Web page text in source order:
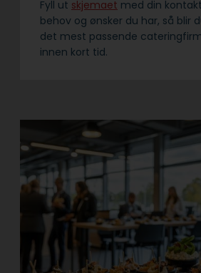
Fyll ut skjemaet med din
behov og ønsker du har, så blir
det mest passende
innen kort tid.